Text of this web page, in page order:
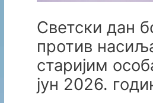
Светски дан
против
старијим
јун 2026.